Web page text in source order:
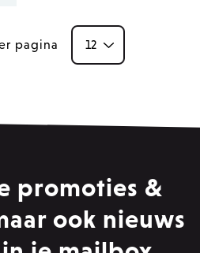
pagina
promoties &
ook nieuws